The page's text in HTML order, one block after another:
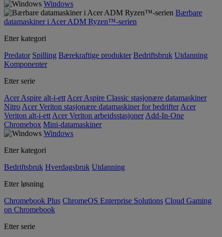
Windows
Bærbare
datamaskiner i Acer ADM Ryzen™-serien
Etter kategori
Predator Spilling Bærekraftige produkter Bedriftsbruk Utdanning
Komponenter
Etter serie
Acer Aspire alt-i-ett Acer Aspire Classic stasjonære datamaskiner
Nitro Acer Veriton stasjonære datamaskiner for bedrifter Acer
Veriton alt-i-ett Acer Veriton arbeidsstasjoner Add-In-One
Chromebox Mini-datamaskiner
Windows
Etter kategori
Bedriftsbruk Hverdagsbruk Utdanning
Etter løsning
Chromebook Plus ChromeOS Enterprise Solutions Cloud Gaming
on Chromebook
Etter serie